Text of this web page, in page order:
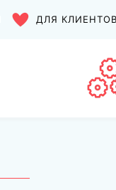
ДЛЯ КЛИЕНТОВ